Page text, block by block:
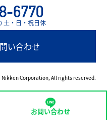
お問い合わせ
6770
土・日・祝日休
い合わせ
Corporation, All rights reserved.